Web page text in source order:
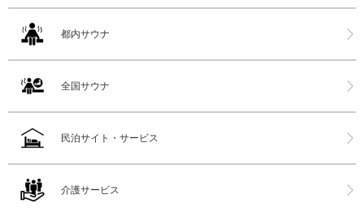
都内サウナ
全国サウナ
民泊サイト・サービス
介護サービス